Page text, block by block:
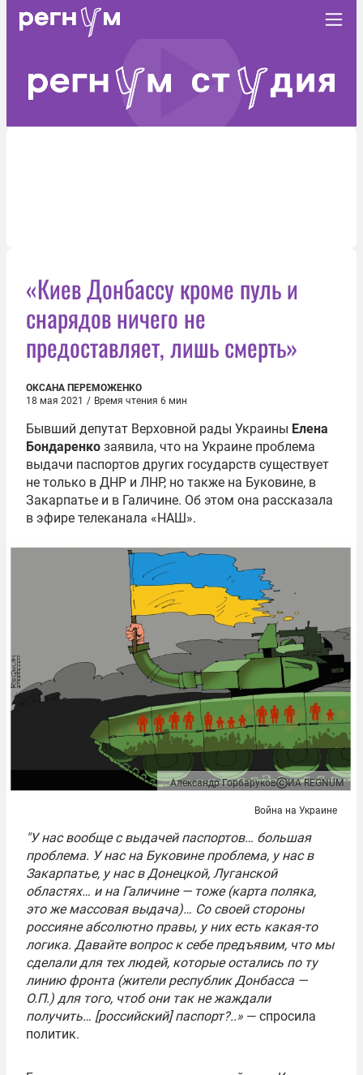
«Киев Донбассу кроме пуль и
снарядов ничего не
предоставляет, лишь смерть»
ОКСАНА ПЕРЕМОЖЕНКО
18 мая 2021 / Время чтения 6 мин
Бывший депутат Верховной рады Украины Елена
Бондаренко заявила, что на Украине проблема
выдачи паспортов других государств существует
не только в ДНР и ЛНР, но также на Буковине, в
Закарпатье и в Галичине. Об этом она рассказала
в эфире телеканала «НАШ».
Александр Горбаруков ИА REGNUM
Война на Украине
"У нас вообще с выдачей паспортов… большая
проблема. У нас на Буковине проблема, у нас в
Закарпатье, у нас в Донецкой, Луганской
областях… и на Галичине — тоже (карта поляка,
это же массовая выдача)… Со своей стороны
россияне абсолютно правы, у них есть какая-то
логика. Давайте вопрос к себе предъявим, что мы
сделали для тех людей, которые остались по ту
линию фронта (жители республик Донбасса —
О.П.) для того, чтоб они так не жаждали
получить… [российский] паспорт?..» — спросила
политик.